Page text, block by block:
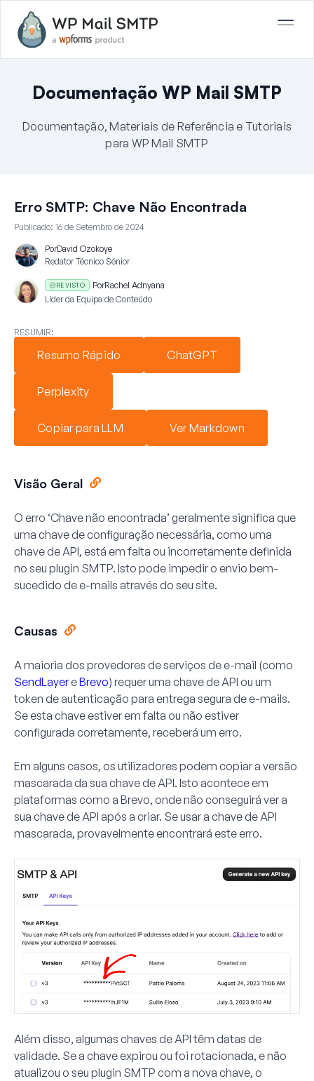
Documentação WP Mail SMTP
Documentação, Materiais de Referência e Tutoriais
para WP Mail SMTP
Erro SMTP: Chave Não Encontrada
Publicado: 16 de Setembro de 2024
PorDavid Ozokoye
Redator Técnico Sénior
REVISTO PorRachel Adnyana
Líder da Equipa de Conteúdo
RESUMIR:
Resumo Rápido ChatGPT
Perplexity
Copiar para LLM Ver Markdown
Visão Geral
O erro ‘Chave não encontrada’ geralmente significa que
uma chave de configuração necessária, como uma
chave de API, está em falta ou incorretamente definida
no seu plugin SMTP. Isto pode impedir o envio bem-
sucedido de e-mails através do seu site.
Causas
A maioria dos provedores de serviços de e-mail (como
SendLayereBrevo) requer uma chave de API ou um
token de autenticação para entrega segura de e-mails.
Se esta chave estiver em falta ou não estiver
configurada corretamente, receberá um erro.
Em alguns casos, os utilizadores podem copiar a versão
mascarada da sua chave de API. Isto acontece em
plataformas como a Brevo, onde não conseguirá ver a
sua chave de API após a criar. Se usar a chave de API
mascarada, provavelmente encontrará este erro.
Além disso, algumas chaves de API têm datas de
validade. Se a chave expirou ou foi rotacionada, e não
atualizou o seu plugin SMTP com a nova chave, o